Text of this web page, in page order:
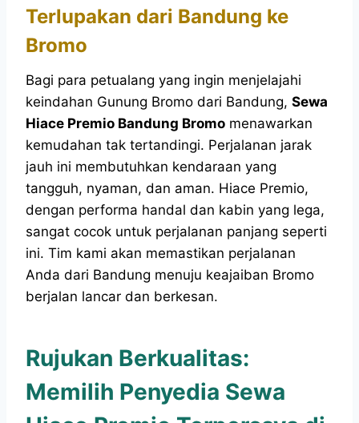
Terlupakan dari Bandung ke
Bromo
Bagi para petualang yang ingin menjelajahi
keindahan Gunung Bromo dari Bandung, Sewa
Hiace Premio Bandung Bromo menawarkan
kemudahan tak tertandingi. Perjalanan jarak
jauh ini membutuhkan kendaraan yang
tangguh, nyaman, dan aman. Hiace Premio,
dengan performa handal dan kabin yang lega,
sangat cocok untuk perjalanan panjang seperti
ini. Tim kami akan memastikan perjalanan
Anda dari Bandung menuju keajaiban Bromo
berjalan lancar dan berkesan.
Rujukan Berkualitas:
Memilih Penyedia Sewa